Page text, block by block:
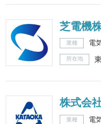
芝電機
業種 電
所在地
株式会
業種 電